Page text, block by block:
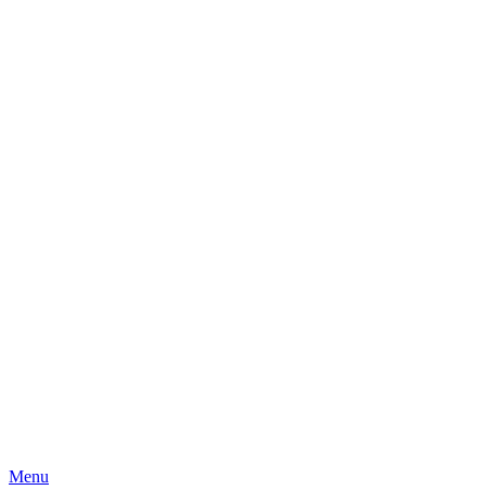
Menu